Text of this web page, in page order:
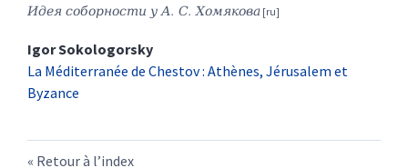
Идея соборности у А. С. Хомякова
IgorSokologorsky
La Méditerranée de Chestov : Athènes, Jérusalem et
Byzance
Retour à l’index